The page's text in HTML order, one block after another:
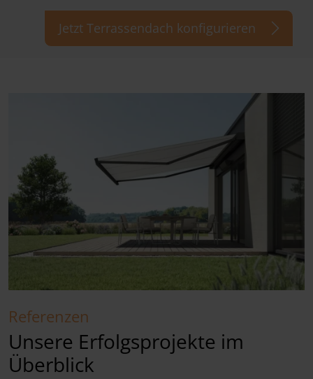
Jetzt Terrassendach konfigurieren
Referenzen
Unsere Erfolgsprojekte im
Überblick